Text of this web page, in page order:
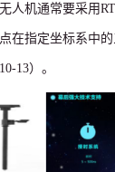
人机通常要采用
在指定坐标系中
13）。